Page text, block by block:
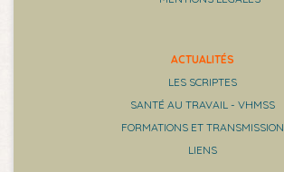
ACTUALITÉS
LES SCRIPTES
SANTÉ AU TRAVAIL - VHMSS
FORMATIONS ET TRANSMISSION
LIENS